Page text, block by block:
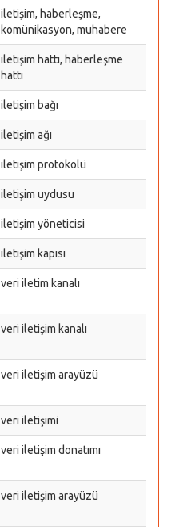
iletişim, haberleşme,
komünikasyon, muhabere
iletişim hattı, haberleşme
hattı
iletişim bağı
iletişim ağı
iletişim protokolü
iletişim uydusu
iletişim yöneticisi
iletişim kapısı
veri iletim kanalı
veri iletişim kanalı
veri iletişim arayüzü
veri iletişimi
veri iletişim donatımı
veri iletişim arayüzü